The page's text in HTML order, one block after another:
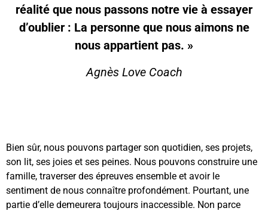
réalité que nous passons notre vie à essayer
d’oublier : La personne que nous aimons ne
nous appartient pas. »
Agnès Love Coach
Bien sûr, nous pouvons partager son quotidien, ses projets,
son lit, ses joies et ses peines. Nous pouvons construire une
famille, traverser des épreuves ensemble et avoir le
sentiment de nous connaître profondément. Pourtant, une
partie d’elle demeurera toujours inaccessible. Non parce